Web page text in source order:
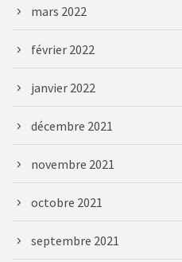
mars 2022
février 2022
janvier 2022
décembre 2021
novembre 2021
octobre 2021
septembre 2021